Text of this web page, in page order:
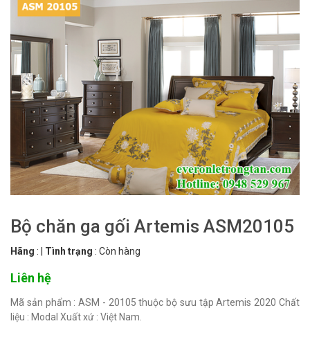
Bộ chăn ga gối Artemis ASM20105
Hãng : Tình trạng : Còn hàng
Liên hệ
Mã sản phẩm : ASM - 20105 thuộc bộ sưu tập Artemis 2020 Chất
liệu : Modal Xuất xứ : Việt Nam.